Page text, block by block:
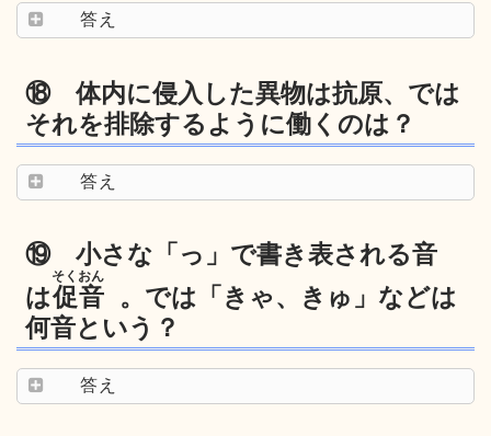
答え
⑱ 体内に侵入した異物は抗原、では
それを排除するように働くのは？
答え
⑲ 小さな「っ」で書き表される音
は促音
そくおん
。では「きゃ、きゅ」などは
何音という？
答え